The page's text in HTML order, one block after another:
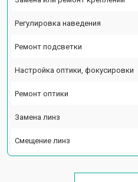
Регулировка наведения
Ремонт подсветки
Настройка оптики, фокусировки
Ремонт оптики
Замена линз
Смещение линз